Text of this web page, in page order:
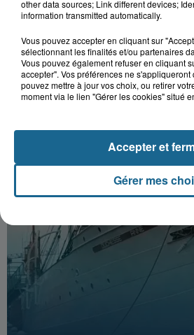
other data sources; Link different devices;
information transmitted automatically.
Vous pouvez accepter en cliquant sur
sélectionnant les finalités et/ou partenaires
Vous pouvez également refuser en cliquant
accepter". Vos préférences ne s'appliqueront
pouvez mettre à jour vos choix, ou retirer
moment via le lien "Gérer les cookies" situé
Gérer mes
Accepter et